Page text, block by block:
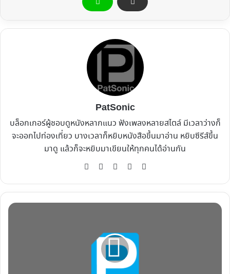
PatSonic
บล็อกเกอร์ผู้ชอบดูหนังหลากแนว ฟังเพลงหลายสไตล์ มีเวลาว่างก็
จะออกไปท่องเที่ยว บางเวลาก็หยิบหนังสือขึ้นมาอ่าน หยิบซีรีส์ขึ้น
มาดู แล้วก็จะหยิบมาเขียนให้ทุกคนได้อ่านกัน
WebsiteFacebook
X YouTube
เที่ยว